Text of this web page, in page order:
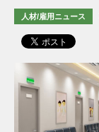
人材/雇用ニュース